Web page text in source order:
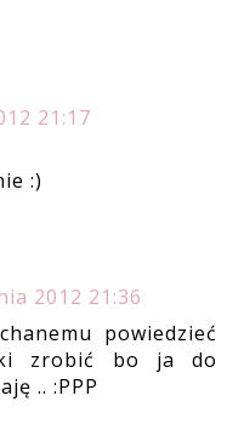
21:17
:)
2012 21:36
powiedzieć
zrobić bo ja do
.. :PPP